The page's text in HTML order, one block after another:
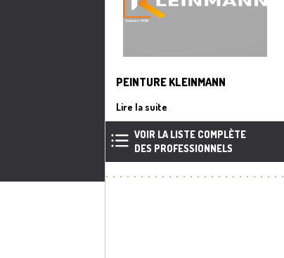
PEINTURE KLEINMANN
Lire la suite
VOIR LA LISTE COMPLÈTE
DES PROFESSIONNELS